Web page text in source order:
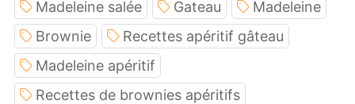
Madeleine salée Gateau
Madeleine
Brownie
Recettes apéritif gâteau
Madeleine apéritif
Recettes de brownies apéritifs